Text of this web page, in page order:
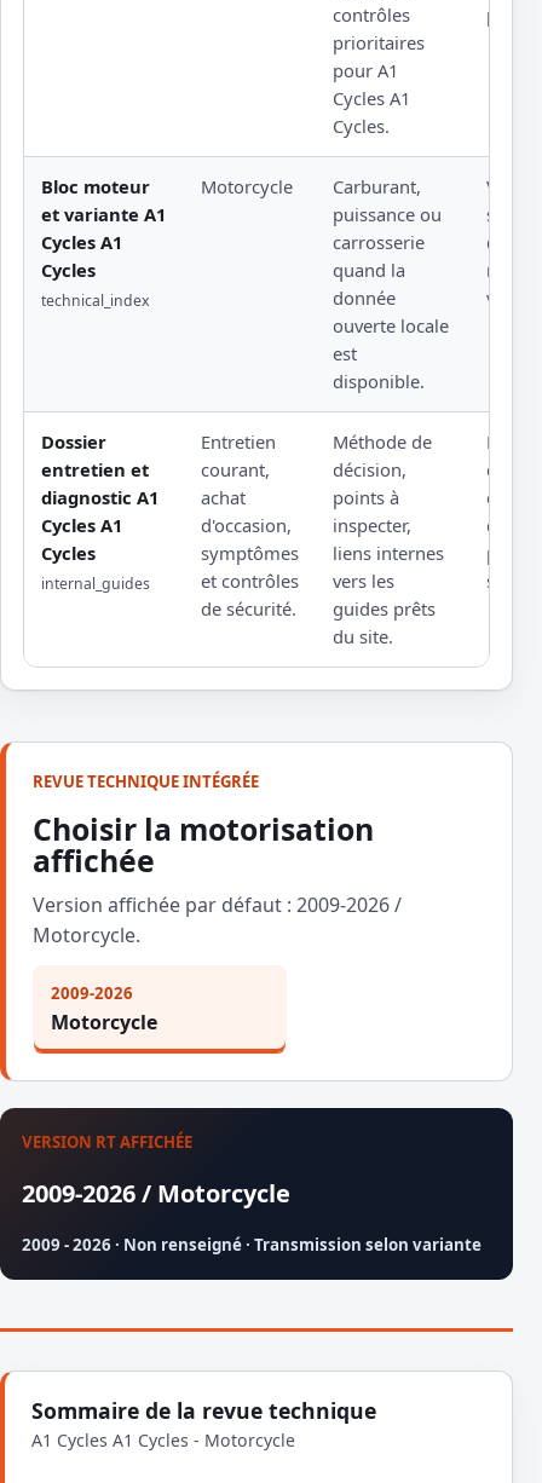
contrôles
prioritaires
pour A1
Cycles A1
Cycles.
Bloc moteur
et variante A1
Cycles A1
Cycles
technical_index
Motorcycle
Carburant,
puissance ou
carrosserie
quand la
donnée
ouverte locale
est
disponible.
Dossier
entretien et
diagnostic A1
Cycles A1
Cycles
internal_guides
Entretien
courant,
achat
d'occasion,
symptômes
et contrôles
de sécurité.
Méthode de
décision,
points à
inspecter,
liens internes
vers les
guides prêts
du site.
d'une
d'un
sous
REVUE TECHNIQUE INTÉGRÉE
Choisir la motorisation
affichée
Version affichée par défaut : 2009-2026 /
Motorcycle.
2009-2026
Motorcycle
VERSION RT AFFICHÉE
2009-2026 / Motorcycle
2009 - 2026 · Non renseigné · Transmission selon variante
Sommaire de la revue technique
A1 Cycles A1 Cycles - Motorcycle